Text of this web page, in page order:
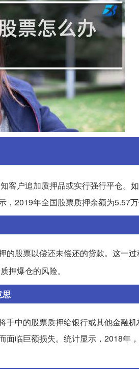
客户追加质押品或实行强行平仓。
2019年全国股票质押余额为5.57
的股票以偿还未偿还的贷款。这一
押爆仓的风险。
思
手中的股票质押给银行或其他金融
面临巨额损失。统计显示，2018年